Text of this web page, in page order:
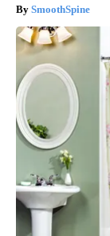
SmoothSpine